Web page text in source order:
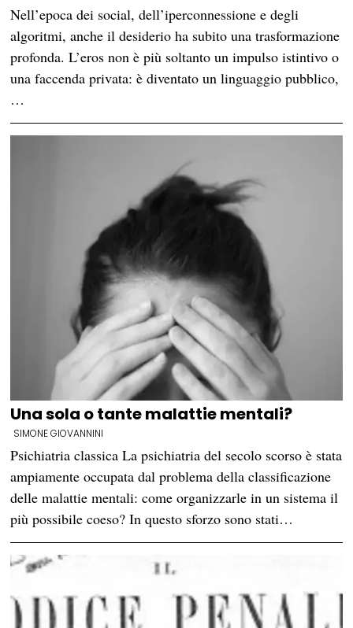
Nell’epoca dei social, dell’iperconnessione e degli
algoritmi, anche il desiderio ha subito una trasformazione
profonda. L’eros non è più soltanto un impulso istintivo o
una faccenda privata: è diventato un linguaggio pubblico,
…
Una sola o tante malattie mentali?
SIMONE GIOVANNINI
Psichiatria classica La psichiatria del secolo scorso è stata
ampiamente occupata dal problema della classificazione
delle malattie mentali: come organizzarle in un sistema il
più possibile coeso? In questo sforzo sono stati…